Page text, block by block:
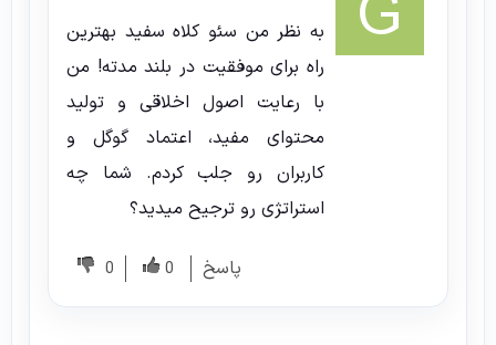
به نظر من سئو کلاه سفید بهترین
راه برای موفقیت در بلند مدته! من
با رعایت اصول اخلاقی و تولید
محتوای مفید، اعتماد گوگل و
کاربران رو جلب کردم. شما چه
استراتژی رو ترجیح میدید؟
پاسخ 0
0